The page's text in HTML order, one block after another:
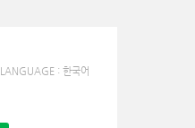
LANGUAGE : 한국어